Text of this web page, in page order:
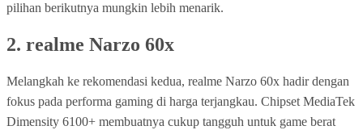
pilihan berikutnya mungkin lebih menarik.
2. realme Narzo 60x
Melangkah ke rekomendasi kedua, realme Narzo 60x hadir dengan
fokus pada performa gaming di harga terjangkau. Chipset MediaTek
Dimensity 6100+ membuatnya cukup tangguh untuk game berat